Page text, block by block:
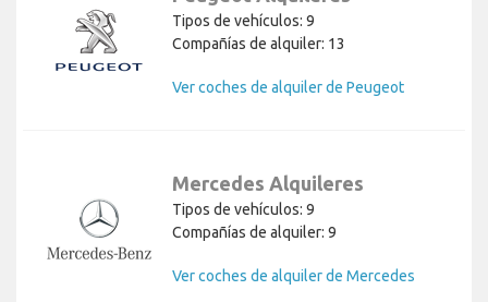
Tipos de vehículos: 9
Compañías de alquiler: 13
Ver coches de alquiler de Peugeot
Mercedes Alquileres
Tipos de vehículos: 9
Compañías de alquiler: 9
Ver coches de alquiler de Mercedes